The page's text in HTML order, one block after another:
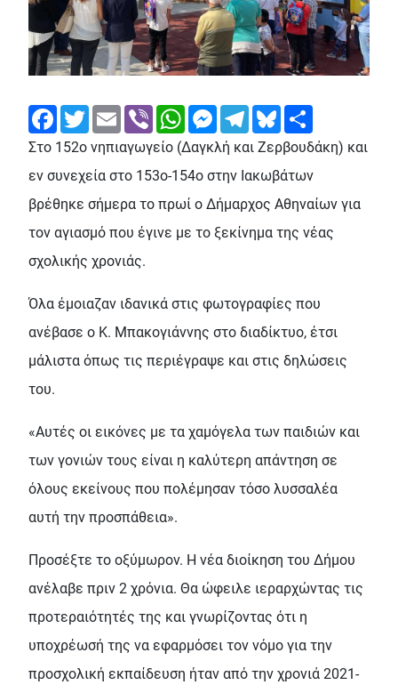
FacebookTwitterEmail Viber WhatsAppMessengerTelegramBluesky
Στο 152ο νηπιαγωγείο (Δαγκλή και Ζερβουδάκη) και
εν συνεχεία στο 153ο-154ο στην Ιακωβάτων
βρέθηκε σήμερα το πρωί ο Δήμαρχος Αθηναίων για
τον αγιασμό που έγινε με το ξεκίνημα της νέας
σχολικής χρονιάς.
Όλα έμοιαζαν ιδανικά στις φωτογραφίες που
ανέβασε ο Κ. Μπακογιάννης στο διαδίκτυο, έτσι
μάλιστα όπως τις περιέγραψε και στις δηλώσεις
του.
«Αυτές οι εικόνες με τα χαμόγελα των παιδιών και
των γονιών τους είναι η καλύτερη απάντηση σε
όλους εκείνους που πολέμησαν τόσο λυσσαλέα
αυτή την προσπάθεια».
Προσέξτε το οξύμωρον. Η νέα διοίκηση του Δήμου
ανέλαβε πριν 2 χρόνια. Θα ώφειλε ιεραρχώντας τις
προτεραιότητές της και γνωρίζοντας ότι η
υποχρέωσή της να εφαρμόσει τον νόμο για την
προσχολική εκπαίδευση ήταν από την χρονιά 2021-